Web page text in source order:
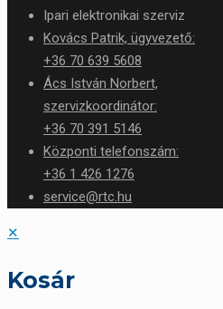
Ipari elektronikai szerviz
Kovács Patrik, ügyvezető:
+36 70 639 5608
Ács István Norbert,
szervizkoordinátor:
+36 70 391 5146
Központi telefonszám:
+36 1 426 1276
service@rtc.hu
✕
Kosár